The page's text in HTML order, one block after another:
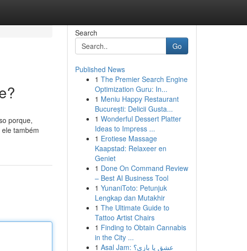
porque,
também
Search
Go
Published News
1 The Premier Search Engine
Optimization Guru: In...
1 Meniu Happy Restaurant
București: Delicii Gusta...
1 Wonderful Dessert Platter
Ideas to Impress ...
1 Erotiese Massage
Kaapstad: Relaxeer en
Geniet
1 Done On Command Review
– Best AI Business Tool
1 YunaniToto: Petunjuk
Lengkap dan Mutakhir
1 The Ultimate Guide to
Tattoo Artist Chairs
1 Finding to Obtain Cannabis
in the City ...
1
Asal Jam: عشق یا بازی؟